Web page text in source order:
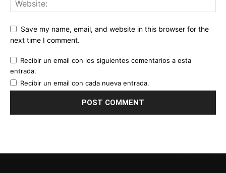
Save my name, email, and website in this browser for the
next time I comment.
Recibir un email con los siguientes comentarios a esta
entrada.
Recibir un email con cada nueva entrada.